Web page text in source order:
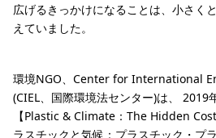
広げるきっかけになることは、小さく
えていました。
環境NGO、Center for International
(CIEL、国際環境法センター)は、 2019
【Plastic & Climate：The Hidden
ラスチックと気候：プラスチック・プ